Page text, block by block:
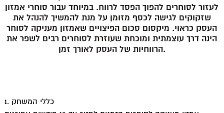
לעזור לסוחרים להפוך הפסד לרווח. במיוחד עבור סוחרי אמזון
שזקוקים לגישה לכסף מזומן על מנת להמשיך להנהל את
העסק כראוי. מיקסום סכום הפיצויים שאמזון מעניקה לסוחר
הינה דרך עוצמתית ומוכחת שעוזרת לסוחרים רבים לשפר את
הרווחיות של העסק לאורך זמן.
1. כללי המשחק